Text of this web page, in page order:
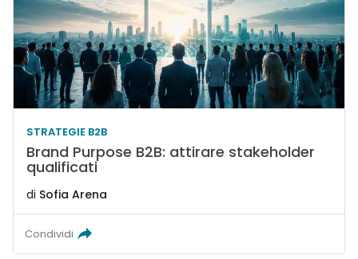
STRATEGIE B2B
Brand Purpose B2B: attirare stakeholder
qualificati
di Sofia Arena
Condividi